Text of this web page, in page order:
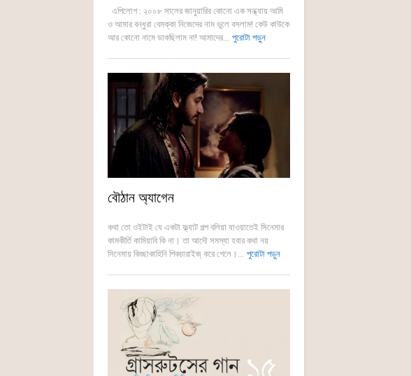
এপিলোগ : ২০০৮ সালের জানুয়ারির কোনো এক সন্ধ্যায় আমি
ও আমার বন্ধুরা বেমক্কা নিজেদের নাম ভুলে বসলাম! কেউ কাউকে
আর কোনো নামে ডাকছিলাম না! আমাদের... পুরোটা পড়ুন
বৌঠান অ্যাগেন
কথা তো ওইটাই যে একটা ফ্ল্যাট গল্প বলিয়া যাওয়াতেই সিনেমার
কামকীর্তি কামিয়াবি কি না। তা আদৌ সমস্যা হবার কথা নয়
সিনেমায় কিচ্ছাকাহিনি পিকচারাইজ্ করে গেলে।... পুরোটা পড়ুন